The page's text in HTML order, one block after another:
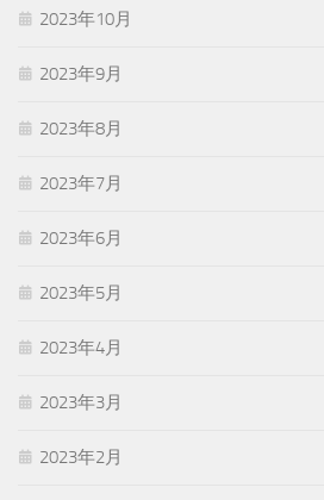
2023年10月
2023年9月
2023年8月
2023年7月
2023年6月
2023年5月
2023年4月
2023年3月
2023年2月